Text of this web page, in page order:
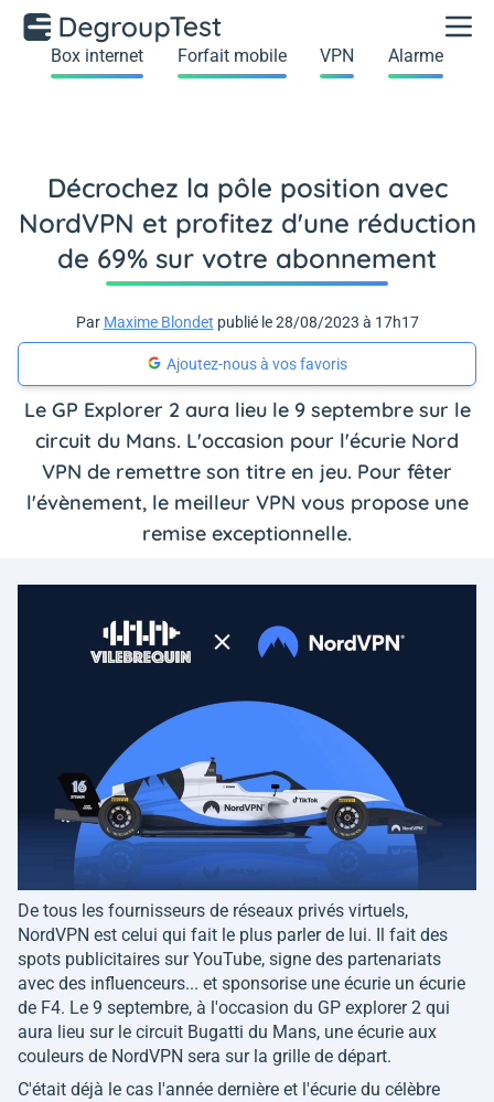
Box internet Forfait mobile VPN Alarme
Décrochez la pôle position avec
NordVPN et profitez d'une réduction
de 69% sur votre abonnement
Par Maxime Blondet publié le 28/08/2023 à 17h17
Ajoutez-nous à vos favoris
Le GP Explorer 2 aura lieu le 9 septembre sur le
circuit du Mans. L'occasion pour l'écurie Nord
VPN de remettre son titre en jeu. Pour fêter
l'évènement, le meilleur VPN vous propose une
remise exceptionnelle.
De tous les fournisseurs de réseaux privés virtuels,
NordVPN est celui qui fait le plus parler de lui. Il fait des
spots publicitaires sur YouTube, signe des partenariats
avec des influenceurs... et sponsorise une écurie un écurie
de F4. Le 9 septembre, à l'occasion du GP explorer 2 qui
aura lieu sur le circuit Bugatti du Mans, une écurie aux
couleurs de NordVPN sera sur la grille de départ.
C'était déjà le cas l'année dernière et l'écurie du célèbre